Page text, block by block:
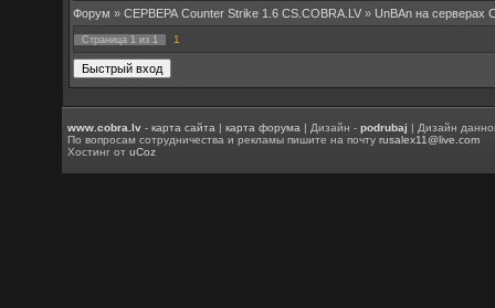
Форум » СЕРВЕРА Counter Strike 1.6 CS.COBRA.LV » UnBAn на серверах
Страница 1 из 1 1
www.cobra.lv -карта сайта |карта форума | Дизайн -podrubaj | Дизайн
По вопросам сотрудничества и рекламы пишите на почтуrusalex11@live.com
Хостинг отuCoz